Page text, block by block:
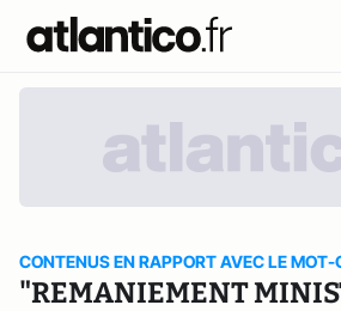
CONTENUS EN RAPPORT AVEC LE MOT-
"REMANIEMENT